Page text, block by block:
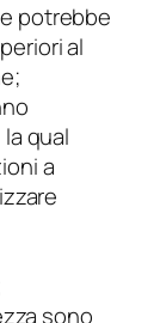
potrebbe
al
qual
a
sono